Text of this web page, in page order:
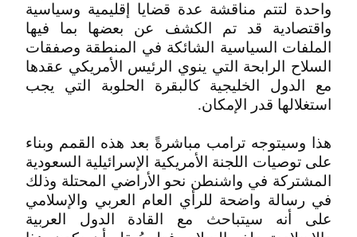
واحدة لتتم مناقشة عدة قضايا إقليمية وسياسية
واقتصادية قد تم الكشف عن بعضها بما فيها
الملفات السياسية الشائكة في المنطقة وصفقات
السلاح الرابحة التي ينوي الرئيس الأمريكي عقدها
مع الدول الخليجية كالبقرة الحلوبة التي يجب
استغلالها قدر الإمكان.
هذا وسيتوجه ترامب مباشرةً بعد هذه القمم وبناء
على توصيات اللجنة الأمريكية الإسرائيلية السعودية
المشتركة في واشنطن نحو الأراضي المحتلة وذلك
في رسالة واضحة للرأي العام العربي والإسلامي
على أنه سيتباحث مع القادة الدول العربية